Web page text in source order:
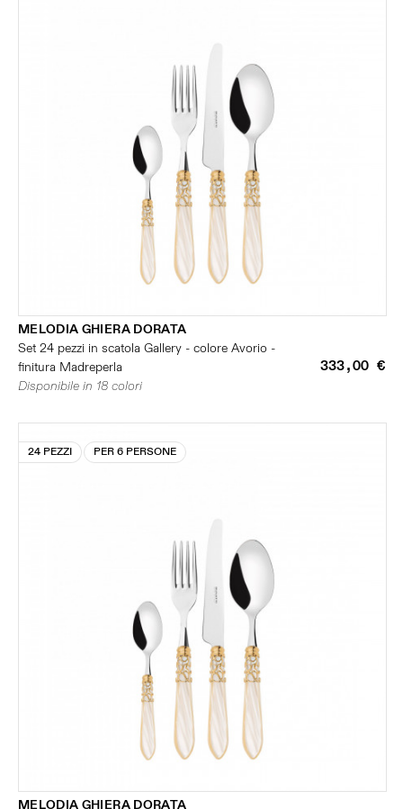
MELODIA GHIERA DORATA
Set 24 pezzi in scatola Gallery - colore Avorio -
finitura Madreperla
333,00 €
Disponibile in 18 colori
24 PEZZI PER 6 PERSONE
MELODIA GHIERA DORATA